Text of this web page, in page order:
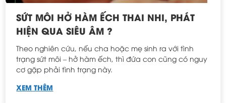
SỨT MÔI HỞ HÀM ẾCH THAI NHI, PHÁT
HIỆN QUA SIÊU ÂM ?
Theo nghiên cứu, nếu cha hoặc mẹ sinh ra với tình
trạng sứt môi – hở hàm ếch, thì đứa con cũng có nguy
cơ gặp phải tình trạng này.
XEM THÊM